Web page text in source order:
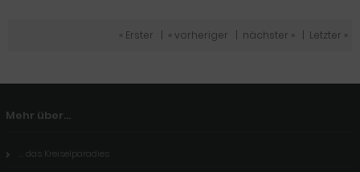
« Erster « vorheriger nächster » Letzter »
Mehr über...
... das Kreiselparadies